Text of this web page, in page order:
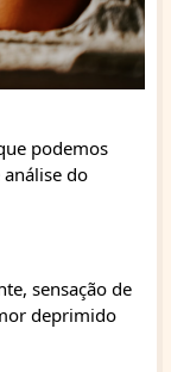
podemos
do
sensação de
deprimido